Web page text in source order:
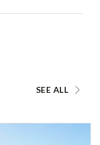
SEE ALL